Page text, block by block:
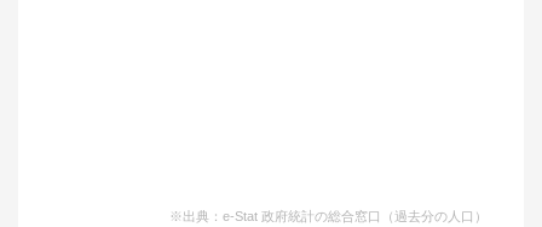
※出典：e-Stat 政府統計の総合窓口（過去分の人口）